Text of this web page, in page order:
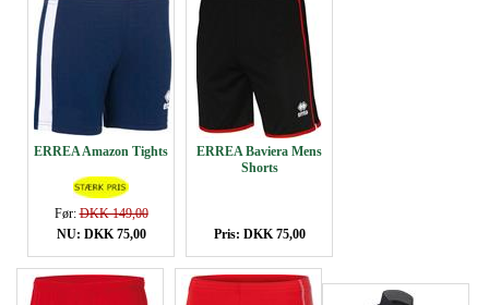
ERREA Amazon Tights
Før:DKK 149,00
NU: DKK 75,00
ERREA Baviera Mens
Shorts
Pris: DKK 75,00